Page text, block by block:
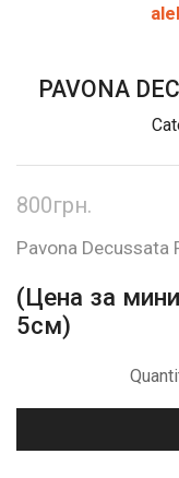
PAVONA
800грн.
Pavona Decussata
(Цена за
5см)